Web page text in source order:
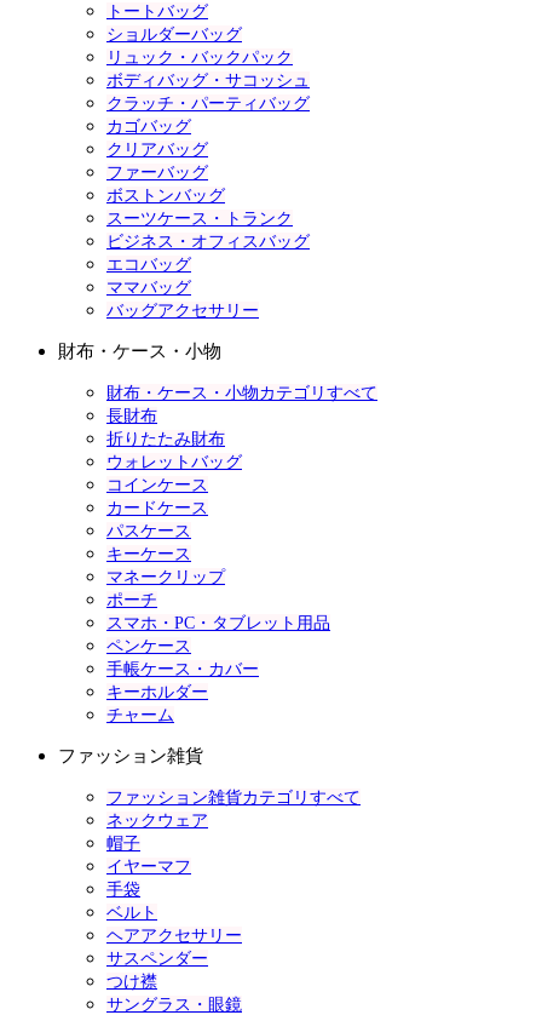
トートバッグ
ショルダーバッグ
リュック・バックパック
ボディバッグ・サコッシュ
クラッチ・パーティバッグ
カゴバッグ
クリアバッグ
ファーバッグ
ボストンバッグ
スーツケース・トランク
ビジネス・オフィスバッグ
エコバッグ
ママバッグ
バッグアクセサリー
財布・ケース・小物
財布・ケース・小物カテゴリすべて
長財布
折りたたみ財布
ウォレットバッグ
コインケース
カードケース
パスケース
キーケース
マネークリップ
ポーチ
スマホ・PC・タブレット用品
ペンケース
手帳ケース・カバー
キーホルダー
チャーム
ファッション雑貨
ファッション雑貨カテゴリすべて
ネックウェア
帽子
イヤーマフ
手袋
ベルト
ヘアアクセサリー
サスペンダー
つけ襟
サングラス・眼鏡